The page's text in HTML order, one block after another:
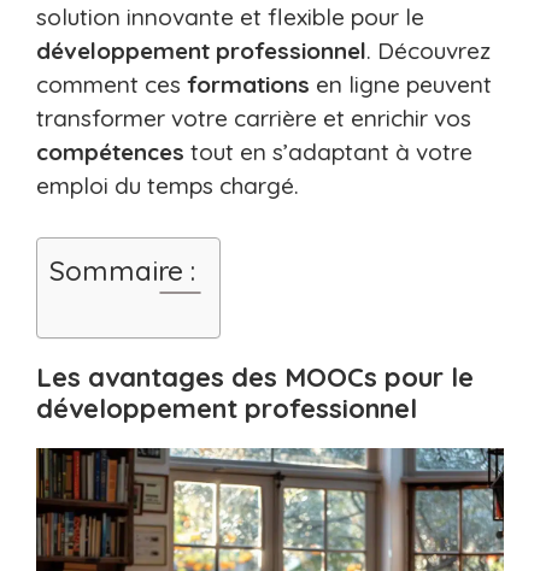
solution innovante et flexible pour le
développement professionnel. Découvrez
comment ces formations en ligne peuvent
transformer votre carrière et enrichir vos
compétences tout en s’adaptant à votre
emploi du temps chargé.
Sommaire :
Les avantages des MOOCs pour le
développement professionnel